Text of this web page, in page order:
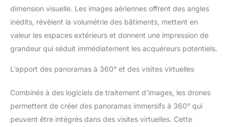
dimension visuelle. Les images aériennes offrent des angles
inédits, révèlent la volumétrie des bâtiments, mettent en
valeur les espaces extérieurs et donnent une impression de
grandeur qui séduit immédiatement les acquéreurs potentiels.
L’apport des panoramas à 360° et des visites virtuelles
Combinés à des logiciels de traitement d’images, les drones
permettent de créer des panoramas immersifs à 360° qui
peuvent être intégrés dans des visites virtuelles. Cette